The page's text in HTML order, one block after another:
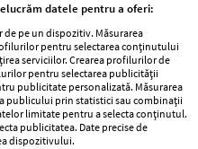
datele pentru a oferi:
de pe un dispozitiv. Măsurarea
pentru selectarea conținutului
serviciilor. Crearea profilurilor de
pentru selectarea publicității
publicitate personalizată. Măsurarea
publicului prin statistici sau combinații
limitate pentru a selecta conținutul.
publicitatea. Date precise de
dispozitivului.